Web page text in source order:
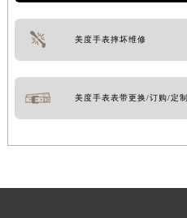
美度手表摔坏维修
美度手表表带更换/订购/定制